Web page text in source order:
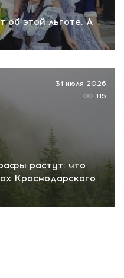
об этой льготе. А
растут: что
Краснодарского
31 июля 2026
115